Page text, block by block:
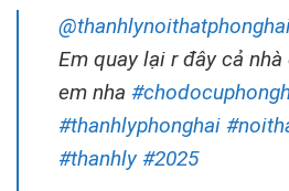
Em quay lại r đây cả
em nha
#thanhlyphonghai
#thanhly #2025